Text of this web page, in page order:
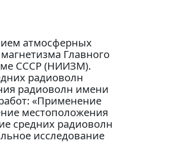
атмосферных
Главного
СССР (НИИЗМ).
радиоволн
радиоволн имени
«Применение
местоположения
средних радиоволн
исследование